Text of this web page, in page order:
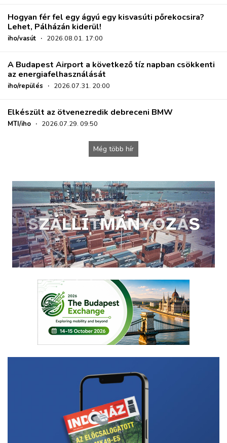
Hogyan fér fel egy ágyú egy kisvasúti pőrekocsira?
Lehet, Pálházán kiderül!
iho/vasút · 2026.08.01. 17:00
A Budapest Airport a következő tíz napban csökkenti
az energiafelhasználását
iho/repülés · 2026.07.31. 20:00
Elkészült az ötvenezredik debreceni BMW
MTI/iho · 2026.07.29. 09:50
Még több hír